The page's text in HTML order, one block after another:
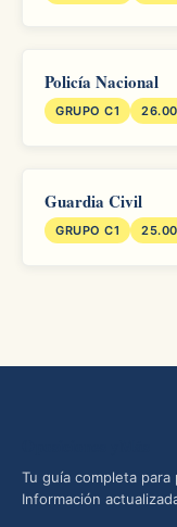
Policía Nacional
GRUPO C1
Guardia Civil
GRUPO C1
Tu guía completa
Información